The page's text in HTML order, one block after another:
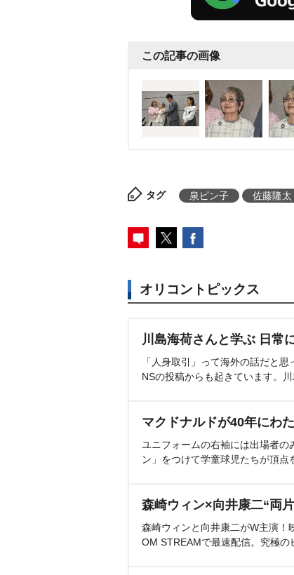
取り戻していく姿を描く。
の母・晴恵役に泉ピン子、
太というW主演。達彦の妻
はあめくみちことなる。
この記事の画像
タグ 泉ピン子 佐藤隆太
オリコントピックス
川島海荷さんと学ぶ 日常
「人身取引」って海外の話だと
NSの投稿からも起きています。
マクドナルドが40年にわ
ユニフォームの右袖には出場者
ン」をつけて学童球児たちが頂点
森崎ウィン×向井康二“両
森崎ウィンと向井康二がW主演！
OM STREAMで最速配信。究極の